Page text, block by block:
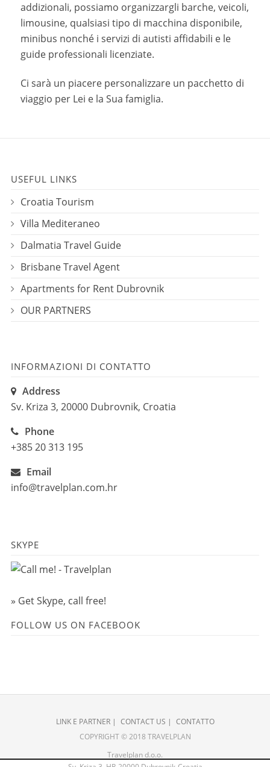
addizionali, possiamo organizzargli barche, veicoli,
limousine, qualsiasi tipo di macchina disponibile,
minibus nonché i servizi di autisti affidabili e le
guide professionali licenziate.
Ci sarà un piacere personalizzare un pacchetto di
viaggio per Lei e la Sua famiglia.
USEFUL LINKS
Croatia Tourism
Villa Mediteraneo
Dalmatia Travel Guide
Brisbane Travel Agent
Apartments for Rent Dubrovnik
OUR PARTNERS
INFORMAZIONI DI CONTATTO
Address
Sv. Kriza 3, 20000 Dubrovnik, Croatia
Phone
+385 20 313 195
Email
info@travelplan.com.hr
SKYPE
» Get Skype, call free!
FOLLOW US ON FACEBOOK
LINK E PARTNER| CONTACT US | CONTATTO
COPYRIGHT © 2018 TRAVELPLAN
Travelplan d.o.o.